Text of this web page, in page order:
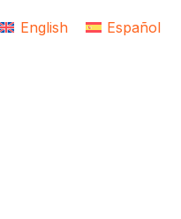
English Español